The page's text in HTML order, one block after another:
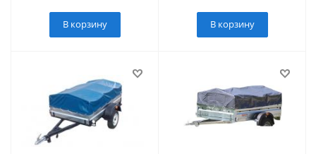
В корзину В корзину